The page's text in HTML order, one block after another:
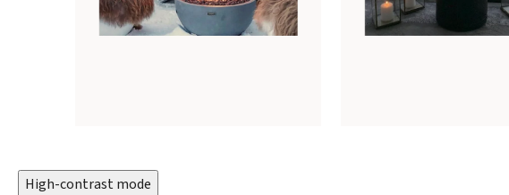
High-contrast mode